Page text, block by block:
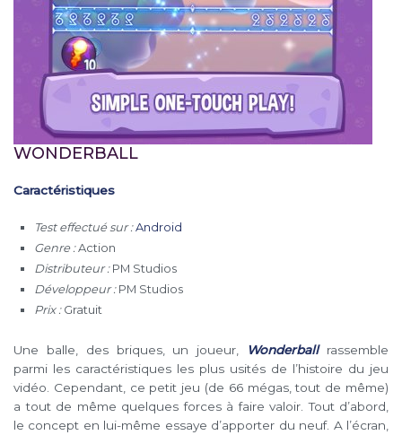
WONDERBALL
Caractéristiques
Test effectué sur :Android
Genre :Action
Distributeur :PM Studios
Développeur :PM Studios
Prix :Gratuit
Une balle, des briques, un joueur, Wonderballrassemble
parmi les caractéristiques les plus usités de l’histoire du jeu
vidéo. Cependant, ce petit jeu (de 66 mégas, tout de même)
a tout de même quelques forces à faire valoir. Tout d’abord,
le concept en lui-même essaye d’apporter du neuf. A l’écran,